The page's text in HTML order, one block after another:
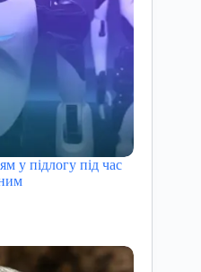
у підлогу під час